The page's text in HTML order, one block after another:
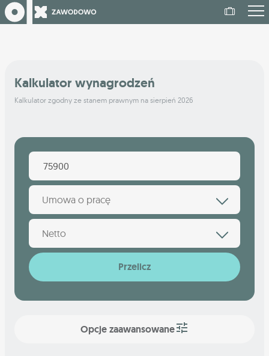
Kalkulator wynagrodzeń
Kalkulator zgodny ze stanem prawnym na sierpień 2026
Umowa o pracę
Netto
Przelicz
Opcje zaawansowane